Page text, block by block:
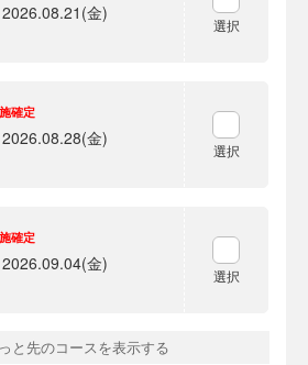
金)
選択
確定
金)
選択
確定
金)
選択
と先のコースを表示する